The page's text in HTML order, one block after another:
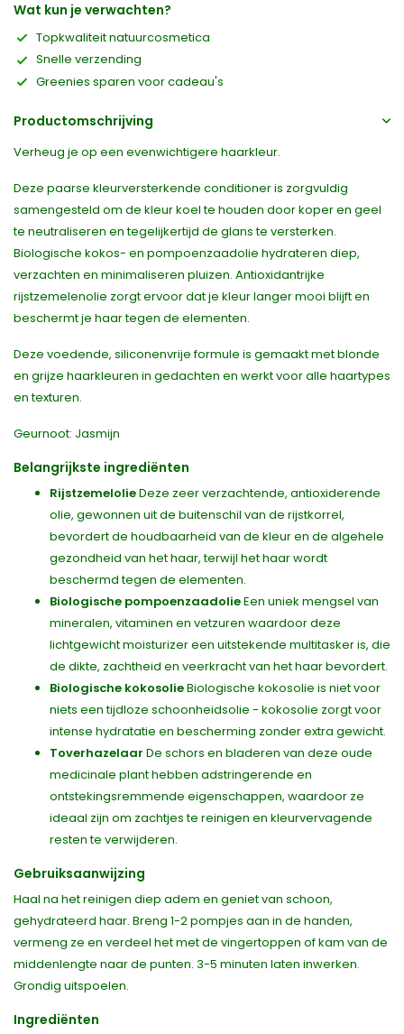
Wat kun je verwachten?
Topkwaliteit natuurcosmetica
Snelle verzending
Greenies sparen voor cadeau's
Productomschrijving
Verheug je op een evenwichtigere haarkleur.
Deze paarse kleurversterkende conditioner is zorgvuldig
samengesteld om de kleur koel te houden door koper en geel
te neutraliseren en tegelijkertijd de glans te versterken.
Biologische kokos- en pompoenzaadolie hydrateren diep,
verzachten en minimaliseren pluizen. Antioxidantrijke
rijstzemelenolie zorgt ervoor dat je kleur langer mooi blijft en
beschermt je haar tegen de elementen.
Deze voedende, siliconenvrije formule is gemaakt met blonde
en grijze haarkleuren in gedachten en werkt voor alle haartypes
en texturen.
Geurnoot: Jasmijn
Belangrijkste ingrediënten
RijstzemelolieDeze zeer verzachtende, antioxiderende
olie, gewonnen uit de buitenschil van de rijstkorrel,
bevordert de houdbaarheid van de kleur en de algehele
gezondheid van het haar, terwijl het haar wordt
beschermd tegen de elementen.
Biologische pompoenzaadolieEen uniek mengsel van
mineralen, vitaminen en vetzuren waardoor deze
lichtgewicht moisturizer een uitstekende multitasker is, die
de dikte, zachtheid en veerkracht van het haar bevordert.
Biologische kokosolieBiologische kokosolie is niet voor
niets een tijdloze schoonheidsolie - kokosolie zorgt voor
intense hydratatie en bescherming zonder extra gewicht.
Toverhazelaar De schors en bladeren van deze oude
medicinale plant hebben adstringerende en
ontstekingsremmende eigenschappen, waardoor ze
ideaal zijn om zachtjes te reinigen en kleurvervagende
resten te verwijderen.
Gebruiksaanwijzing
Haal na het reinigen diep adem en geniet van schoon,
gehydrateerd haar. Breng 1-2 pompjes aan in de handen,
vermeng ze en verdeel het met de vingertoppen of kam van de
middenlengte naar de punten. 3-5 minuten laten inwerken.
Grondig uitspoelen.
Ingrediënten